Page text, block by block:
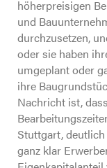
höherpreisigen
und
durchzusetzen,
oder sie haben
umgeplant oder
ihre
Nachricht ist,
Stuttgart,
ganz klar